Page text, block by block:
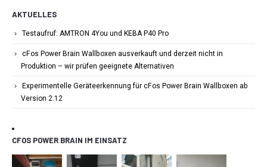
AKTUELLES
Testaufruf: AMTRON 4You und KEBA P40 Pro
cFos Power Brain Wallboxen ausverkauft und derzeit nicht in
Produktion – wir prüfen geeignete Alternativen
Experimentelle Geräteerkennung für cFos Power Brain Wallboxen ab
Version 2.12
CFOS POWER BRAIN IM EINSATZ